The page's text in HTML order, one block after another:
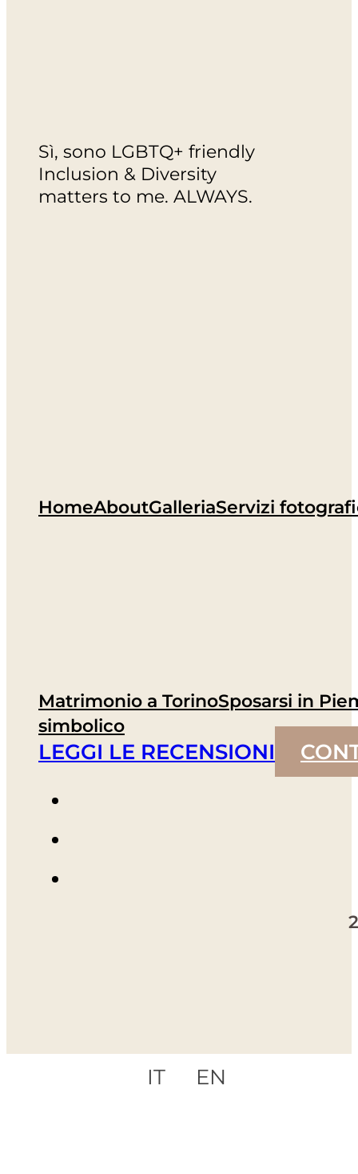
Sì, sono LGBTQ+ friendly
Inclusion & Diversity
matters to me. ALWAYS.
HomeAboutGalleriaServizi
Matrimonio a TorinoSposarsi in
simbolico
LEGGI LE RECENSIONI
IT EN